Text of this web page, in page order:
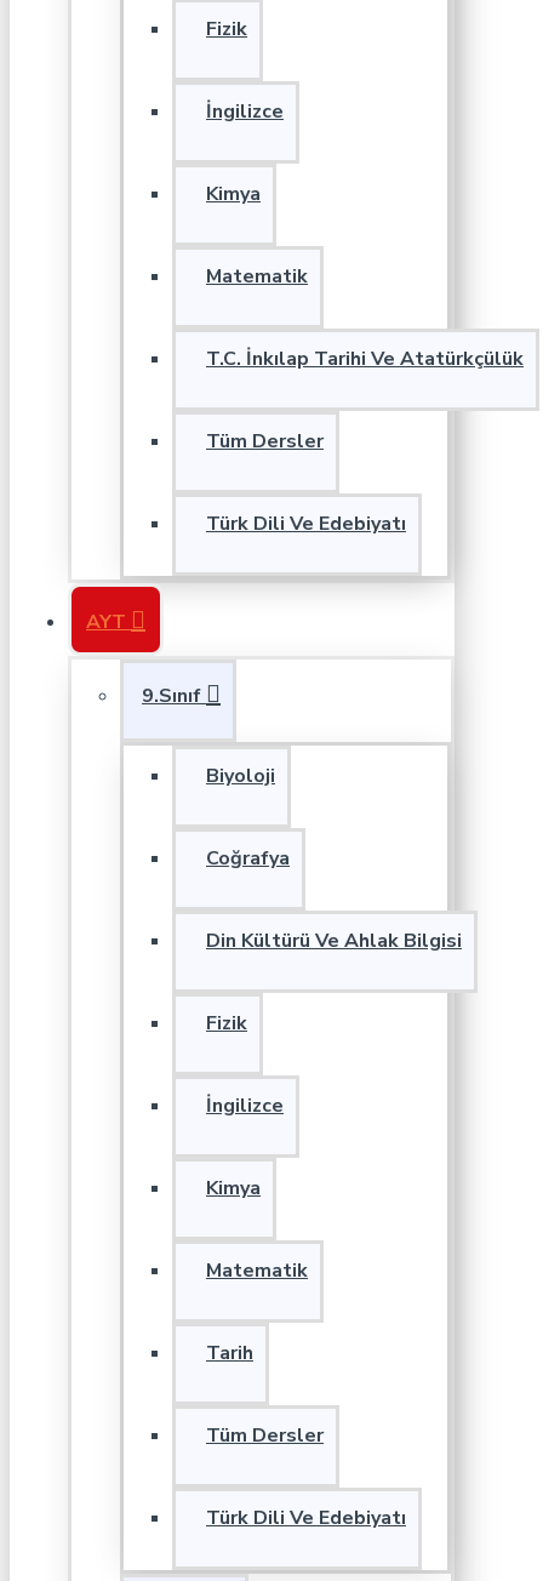
Fizik
İngilizce
Kimya
Matematik
T.C. İnkılap Tarihi Ve Atatürkçülük
Tüm Dersler
Türk Dili Ve Edebiyatı
AYT
9.Sınıf
Biyoloji
Coğrafya
Din Kültürü Ve Ahlak Bilgisi
Fizik
İngilizce
Kimya
Matematik
Tarih
Tüm Dersler
Türk Dili Ve Edebiyatı